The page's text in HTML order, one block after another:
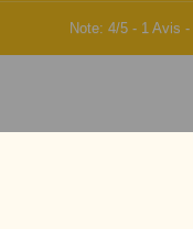
Note: 4/5 - 1 Avis -